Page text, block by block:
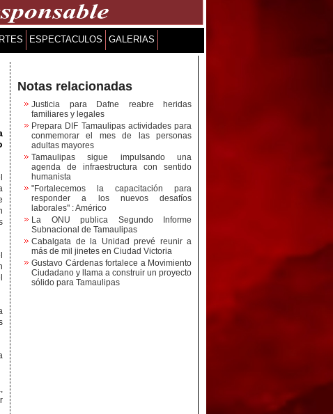
ESPECTACULOS GALERIAS
Notas relacionadas
Justicia para Dafne reabre heridas
familiares y legales
Prepara DIF Tamaulipas actividades para
conmemorar el mes de las personas
adultas mayores
Tamaulipas sigue impulsando una
agenda de infraestructura con sentido
humanista
"Fortalecemos la capacitación para
responder a los nuevos desafíos
laborales" : Américo
La ONU publica Segundo Informe
Subnacional de Tamaulipas
Cabalgata de la Unidad prevé reunir a
más de mil jinetes en Ciudad Victoria
Gustavo Cárdenas fortalece a Movimiento
Ciudadano y llama a construir un proyecto
sólido para Tamaulipas